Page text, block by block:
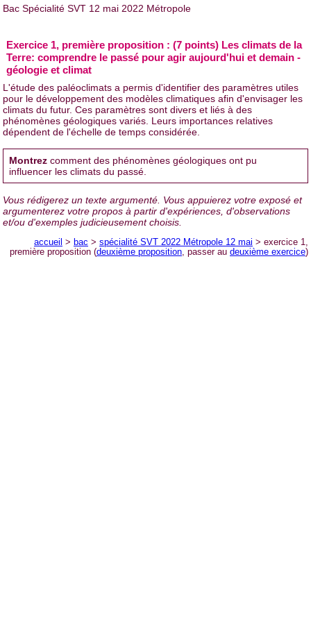
Bac Spécialité SVT 12 mai 2022 Métropole
Exercice 1, première proposition : (7 points) Les climats de la
Terre: comprendre le passé pour agir aujourd'hui et demain -
géologie et climat
L'étude des paléoclimats a permis d'identifier des paramètres utiles
pour le développement des modèles climatiques afin d'envisager les
climats du futur. Ces paramètres sont divers et liés à des
phénomènes géologiques variés. Leurs importances relatives
dépendent de l'échelle de temps considérée.
Montrez comment des phénomènes géologiques ont pu
influencer les climats du passé.
Vous rédigerez un texte argumenté. Vous appuierez votre exposé et
argumenterez votre propos à partir d'expériences, d'observations
et/ou d'exemples judicieusement choisis.
accueil > bac > spécialité SVT 2022 Métropole 12 mai > exercice 1,
première proposition (deuxième proposition , passer au deuxième exercice)